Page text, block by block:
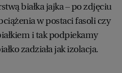
białka jajka – po zdjęciu
w postaci fasoli czy
i tak podpiekamy
zadziała jak izolacja.